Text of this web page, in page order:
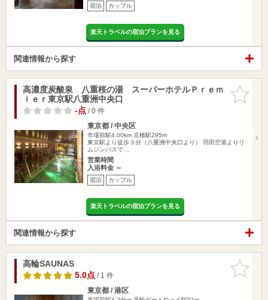
宿泊 カップル
楽天トラベルの宿泊プランを見る
関連情報から探す
お気に入
りに追加
高濃度炭酸泉 八重桜の湯 スーパーホテルＰｒｅｍ
ｉｅｒ東京駅八重洲中央口
-点/ 0 件
東京都 / 中央区
市場前駅4.00km 京橋駅295m
東京駅より徒歩３分（八重洲中央口より） 羽田空港よりリ
ムジンバスで…
営業時間
入浴料金 ～
宿泊 カップル
楽天トラベルの宿泊プランを見る
関連情報から探す
お気に入
りに追加
高輪SAUNAS
5.0点/ 1 件
東京都 / 港区